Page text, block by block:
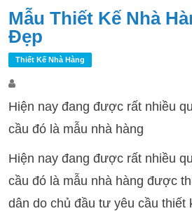
Mẫu Thiết Kế Nhà
Đẹp
Thiết Kế Nhà Hàng
Hiện nay đang được rất nhiều
cầu đó là mẫu nhà hàng
Hiện nay đang được rất nhiều
cầu đó là mẫu nhà hàng được
dân do chủ đầu tư yêu cầu thiết
Điều hướng bài